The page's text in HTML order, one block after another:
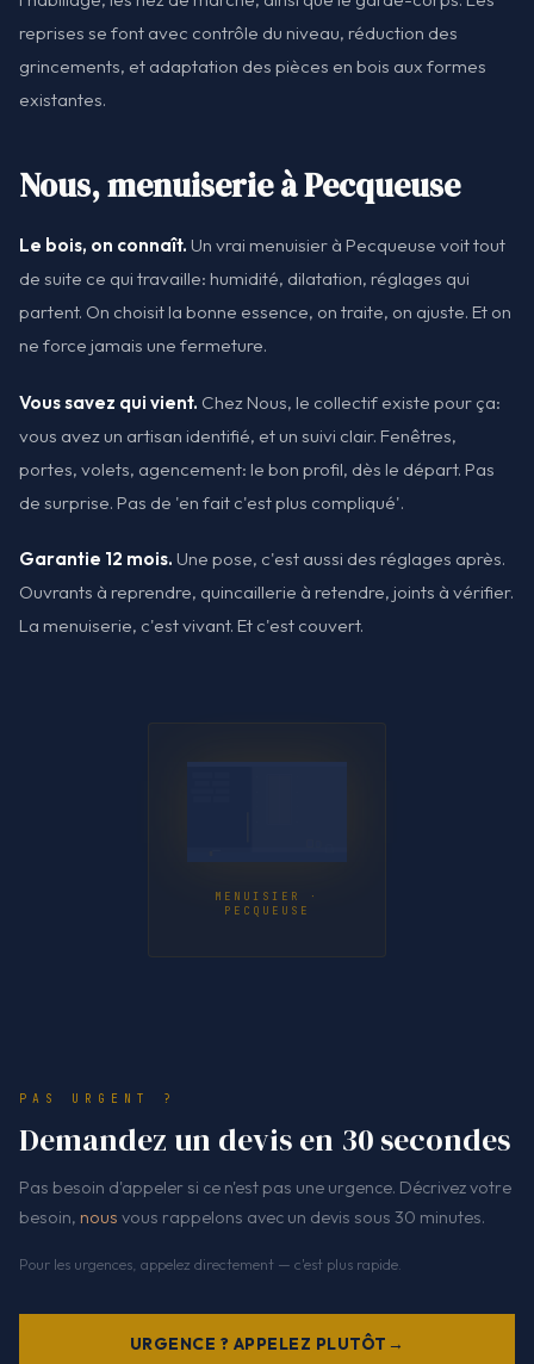
reprises se font avec contrôle du niveau, réduction des
grincements, et adaptation des pièces en bois aux formes
existantes.
Nous, menuiserie à Pecqueuse
Le bois, on connaît. Un vrai menuisier à Pecqueuse voit tout
de suite ce qui travaille: humidité, dilatation, réglages qui
partent. On choisit la bonne essence, on traite, on ajuste. Et on
ne force jamais une fermeture.
Vous savez qui vient. Chez Nous, le collectif existe pour ça:
vous avez un artisan identifié, et un suivi clair. Fenêtres,
portes, volets, agencement: le bon profil, dès le départ. Pas
de surprise. Pas de 'en fait c'est plus compliqué'.
Garantie 12 mois. Une pose, c'est aussi des réglages après.
Ouvrants à reprendre, quincaillerie à retendre, joints à vérifier.
La menuiserie, c'est vivant. Et c'est couvert.
MENUISIER ·
PECQUEUSE
PAS URGENT ?
Demandez un devis en 30 secondes
Pas besoin d'appeler si ce n'est pas une urgence. Décrivez votre
besoin, nous vous rappelons avec un devis sous 30 minutes.
Pour les urgences, appelez directement — c'est plus rapide.
URGENCE ? APPELEZ PLUTÔT